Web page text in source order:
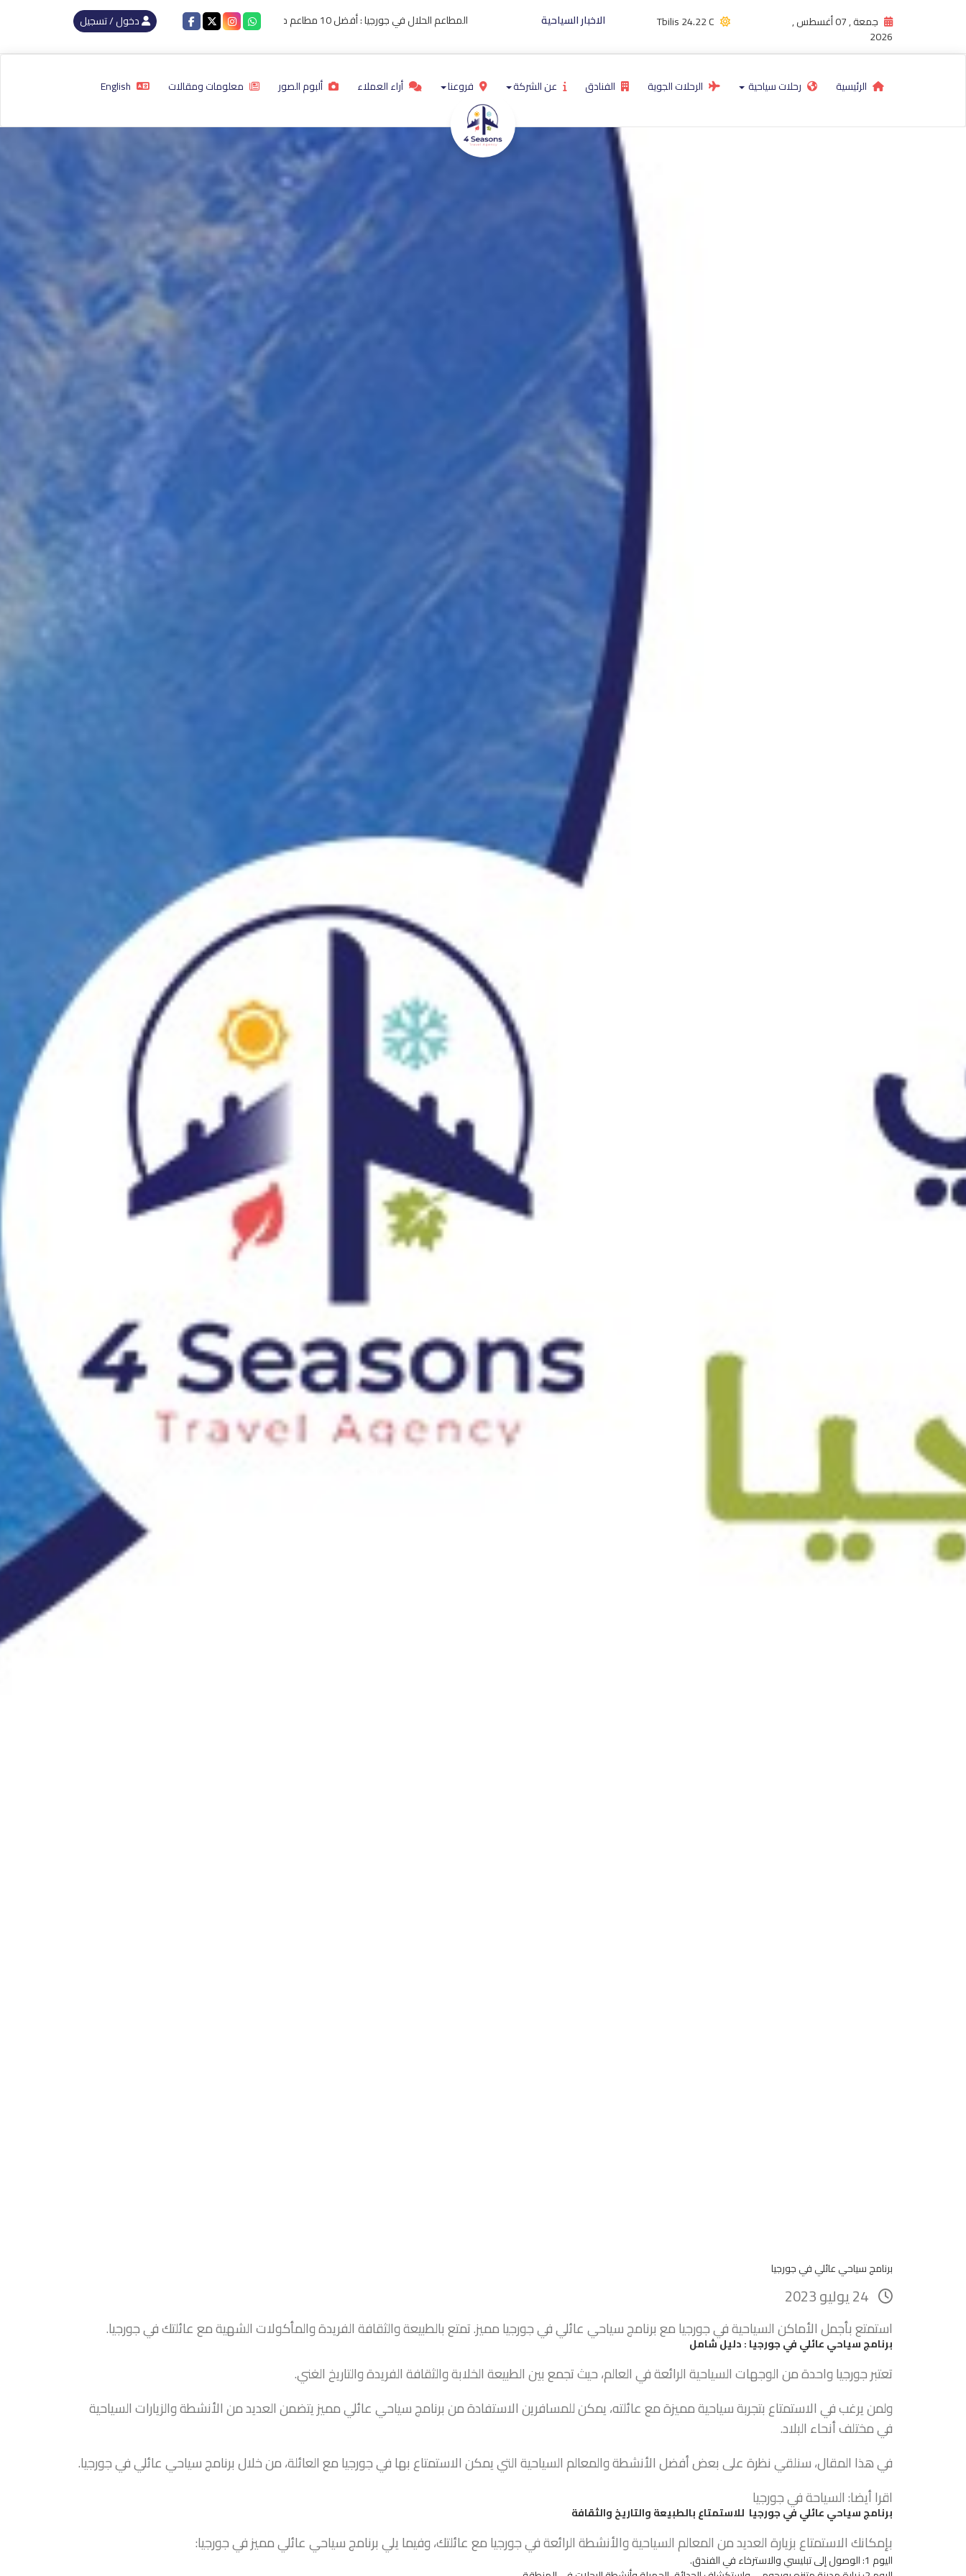
جمعة , 07 أغسطس ,
2026
Tbilis24.22 C الاخبار السياحية المطاعم الحلال في جورجيا : أفضل 10 مطاعم حلال فى جورجيا لعام 2024 دخول / تسجيل
الرئيسية رحلات سياحية الرحلات الجوية الفنادق عن الشركة فروعنا أراء العملاء ألبوم الصور معلومات ومقالات
برنامج سياحي عائلي في جورجيا
استمتع بأجمل الأماكن السياحية في جورجيا مع برنامج سياحي عائلي في جورجيا مميز. تمتع بالطبيعة والثقافة الفريدة والمأكولات الشهية مع عائلتك في جورجيا.
برنامج سياحي عائلي في جورجيا : دليل شامل
تعتبر جورجيا واحدة من الوجهات السياحية الرائعة في العالم، حيث تجمع بين الطبيعة الخلابة والثقافة الفريدة والتاريخ الغني.
ولمن يرغب في الاستمتاع بتجربة سياحية مميزة مع عائلته، يمكن للمسافرين الاستفادة من برنامج سياحي عائلي مميز يتضمن العديد من الأنشطة والزيارات السياحية
في مختلف أنحاء البلاد.
في هذا المقال، سنلقي نظرة على بعض أفضل الأنشطة والمعالم السياحية التي يمكن الاستمتاع بها في جورجيا مع العائلة، من خلال برنامج سياحي عائلي في جورجيا.
اقرا أيضا:السياحة في جورجيا
برنامج سياحي عائلي في جورجيا للاستمتاع بالطبيعة والتاريخ والثقافة
بإمكانك الاستمتاع بزيارة العديد من المعالم السياحية والأنشطة الرائعة في جورجيا مع عائلتك، وفيما يلي برنامج سياحي عائلي مميز في جورجيا:
اليوم 1: الوصول إلى تبليسي والاسترخاء في الفندق.